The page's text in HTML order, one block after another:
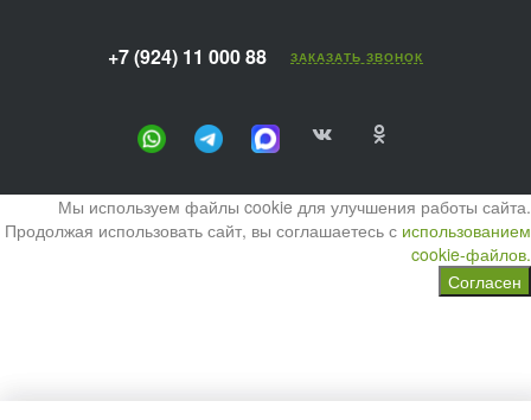
+7 (924) 11 000 88 ЗАКАЗАТЬ ЗВОНОК
Мы используем файлы cookie для улучшения работы сайта.
Продолжая использовать сайт, вы соглашаетесь с использованием
cookie-файлов.
Согласен